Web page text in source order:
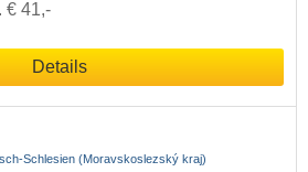
€ 41,-
Details
Schlesien (Moravskoslezský kraj)